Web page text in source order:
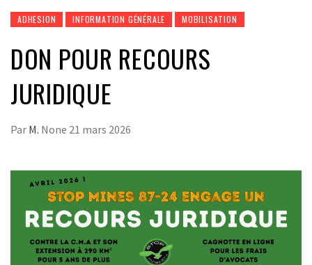
ADHESION INFORMATION GÉNÉRALE MOBILISATION
DON POUR RECOURS
JURIDIQUE
Par M. None 21 mars 2026